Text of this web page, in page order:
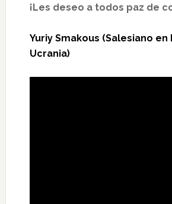
¡Les deseo a todos paz de
Yuriy Smakous (Salesiano en
Ucrania)